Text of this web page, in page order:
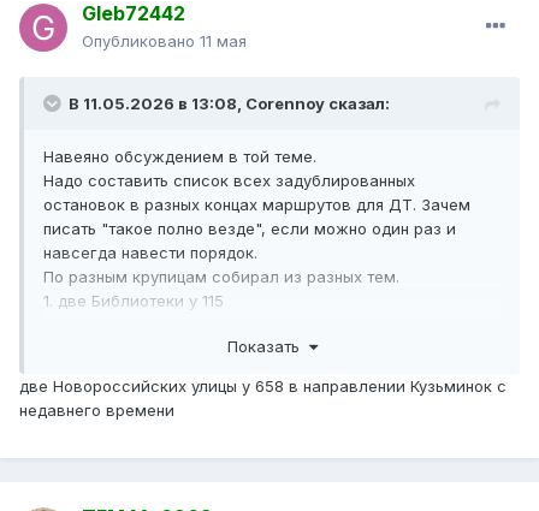
Gleb72442
Опубликовано 11 мая
В 11.05.2026 в 13:08, Corennoy сказал:
Навеяно обсуждением в той теме.
Надо составить список всех задублированных
остановок в разных концах маршрутов для ДТ. Зачем
писать "такое полно везде", если можно один раз и
навсегда навести порядок.
По разным крупицам собирал из разных тем.
1. две Библиотеки у 115
3. два 1-го Краснокурсантского проезда у с636
5. две Севанских ул. у с823
6. две Детских поликлиники у 359, 368, 400к
Показать
две Новороссийских улицы у 658 в направлении Кузьминок с
недавнего времени